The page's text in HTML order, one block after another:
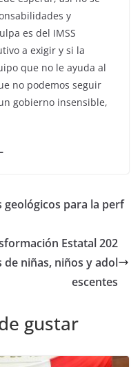
y
es del IMSS
a exigir y si la
que no le ayuda al
no podemos seguir
gobierno insensible,
geológicos para la perf
Estatal 202
niñas, niños y adol
escentes
gustar